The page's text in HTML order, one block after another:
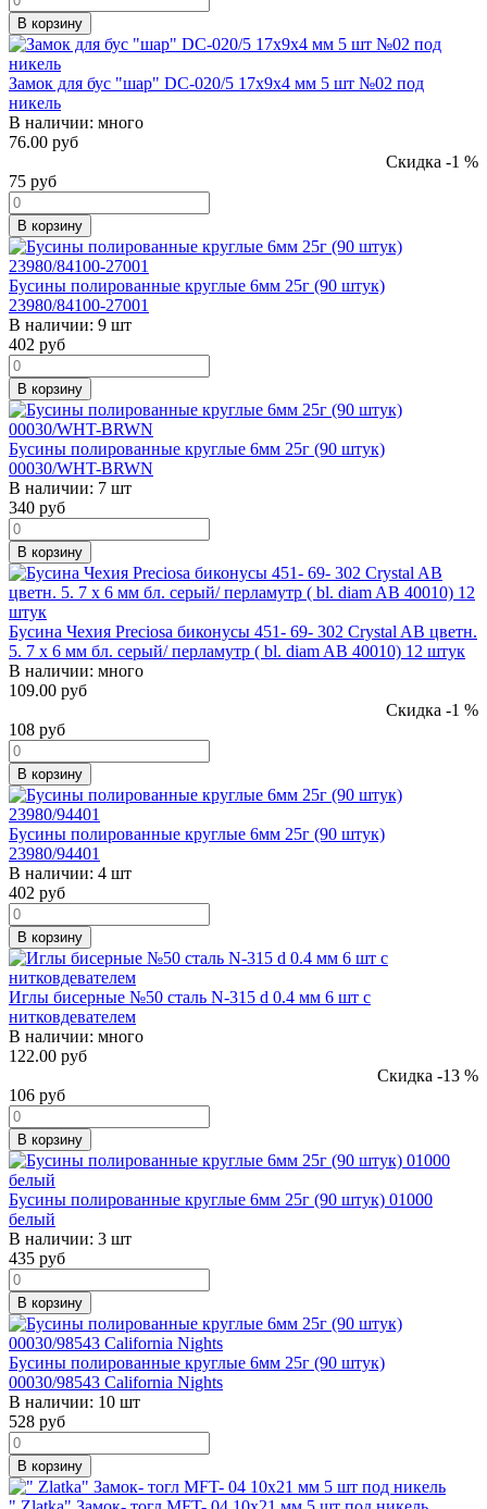
В корзину
Замок для бус "шар" DC-020/5 17x9x4 мм 5 шт №02 под
никель
В наличии: много
76.00 руб
Скидка -1 %
75 руб
В корзину
Бусины полированные круглые 6мм 25г (90 штук)
23980/84100-27001
В наличии: 9 шт
402 руб
В корзину
Бусины полированные круглые 6мм 25г (90 штук)
00030/WHT-BRWN
В наличии: 7 шт
340 руб
В корзину
Бусина Чехия Preciosa биконусы 451- 69- 302 Crystal AB цветн.
5. 7 х 6 мм бл. серый/ перламутр ( bl. diam AB 40010) 12 штук
В наличии: много
109.00 руб
Скидка -1 %
108 руб
В корзину
Бусины полированные круглые 6мм 25г (90 штук)
23980/94401
В наличии: 4 шт
402 руб
В корзину
Иглы бисерные №50 сталь N-315 d 0.4 мм 6 шт с
нитковдевателем
В наличии: много
122.00 руб
Скидка -13 %
106 руб
В корзину
Бусины полированные круглые 6мм 25г (90 штук) 01000
белый
В наличии: 3 шт
435 руб
В корзину
Бусины полированные круглые 6мм 25г (90 штук)
00030/98543 California Nights
В наличии: 10 шт
528 руб
В корзину